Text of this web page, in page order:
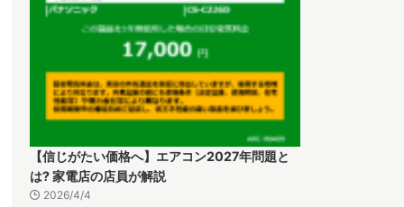
【信じがたい価格へ】エアコン2027年問題と
は? 家電店の店員が解説
2026/4/4